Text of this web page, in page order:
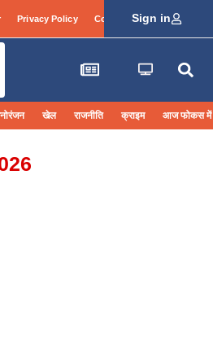
Privacy Policy Contact Info Login
Sign in
खेल राजनीति क्राइम आज फोकस में